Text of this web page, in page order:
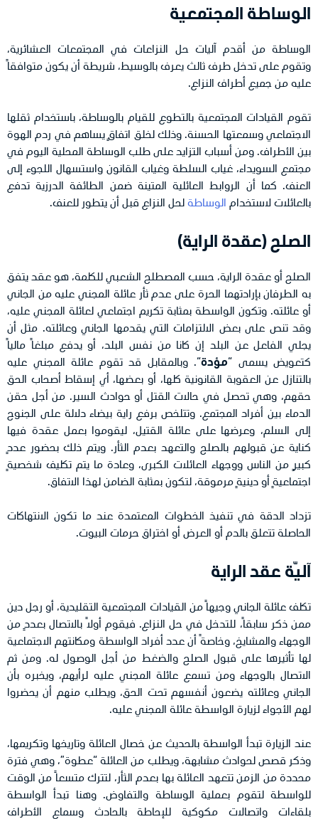
الوساطة المجتمعية
الوساطة من أقدم آليات حل النزاعات في المجتمعات العشائرية،
وتقوم على تدخل طرف ثالث يعرف بالوسيط، شريطة أن يكون متوافقاً
عليه من جميع أطراف النزاع.
تقوم القيادات المجتمعية بالتطوع للقيام بالوساطة، باستخدام ثقلها
الاجتماعي وسمعتها الحسنة. وذلك لخلق اتفاقٍ يساهم في ردم الهوة
بين الأطراف. ومن أسباب التزايد على طلب الوساطة المحلية اليوم في
مجتمع السويداء، غياب السلطة وغياب القانون واستسهال اللجوء إلى
العنف. كما أن الروابط العائلية المتينة ضمن الطائفة الدرزية تدفع
بالعائلات لاستخدام الوساطةلحل النزاع قبل أن يتطور للعنف.
الصلح (عقدة الراية)
الصلح أو عقدة الراية، حسب المصطلح الشعبي للكلمة، هو عقد يتفق
به الطرفان بإرادتهما الحرة على عدم ثأر عائلة المجني عليه من الجاني
أو عائلته. وتكون الواسطة بمثابة تكريم اجتماعي لعائلة المجني عليه،
وقد تنص على بعض الالتزامات التي يقدمها الجاني وعائلته. مثل أن
يجلي الفاعل عن البلد إن كانا من نفس البلد، أو يدفع مبلغاً مالياً
كتعويض يسمى “مؤدة“. وبالمقابل قد تقوم عائلة المجني عليه
بالتنازل عن العقوبة القانونية كلها، أو بعضها، أي إسقاط أصحاب الحق
حقهم، وهي تحصل في حالات القتل أو حوادث السير. من أجل حقن
الدماء بين أفراد المجتمع. وتتلخص برفع راية بيضاء دلالة على الجنوح
إلى السلم، وعرضها على عائلة القتيل، ليقوموا بعمل عقدة فيها
كناية عن قبولهم بالصلح والتعهد بعدم الثأر. ويتم ذلك بحضور عددٍ
كبيرٍ من الناس ووجهاء العائلات الكبرى، وعادة ما يتم تكليف شخصيةٍ
اجتماعيةٍ أو دينيةٍ مرموقة، لتكون بمثابة الضامن لهذا الاتفاق.
تزداد الدقة في تنفيذ الخطوات المعتمدة عند ما تكون الانتهاكات
الحاصلة تتعلق بالدم أو العرض أو اختراق حرمات البيوت.
آليّة عقد الراية
تكلف عائلة الجاني وجيهاً من القيادات المجتمعية التقليدية، أو رجل دين
ممن ذكر سابقاً، للتدخل في حل النزاع. فيقوم أولاً بالاتصال بعددٍ من
الوجهاء والمشايخ، وخاصةً أن عدد أفراد الواسطة ومكانتهم الاجتماعية
لها تأثيرها على قبول الصلح والضغط من أجل الوصول له. ومن ثم
الاتصال بالوجهاء ومن تسمع عائلة المجني عليه لرأيهم، ويخبره بأن
الجاني وعائلته يضعون أنفسهم تحت الحق، ويطلب منهم أن يحضروا
لهم الأجواء لزيارة الواسطة عائلة المجني عليه.
عند الزيارة تبدأ الواسطة بالحديث عن خصال العائلة وتاريخها وتكريمها،
وذكر قصص لحوادث مشابهة، ويطلب من العائلة “عطوة”، وهي فترة
محددة من الزمن تتعهد العائلة بها بعدم الثأر، لتترك متسعاً من الوقت
للواسطة لتقوم بعملية الوساطة والتفاوض. وهنا تبدأ الواسطة
بلقاءات واتصالات مكوكية للإحاطة بالحادث وسماع الأطراف